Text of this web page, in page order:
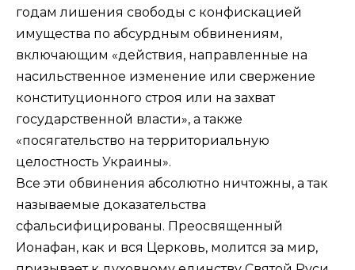
годам лишения свободы с конфискацией
имущества по абсурдным обвинениям,
включающим «действия, направленные на
насильственное изменение или свержение
конституционного строя или на захват
государственной власти», а также
«посягательство на территориальную
целостность Украины».
Все эти обвинения абсолютно ничтожны, а так
называемые доказательства
сфальсифицированы. Преосвященный
Ионафан, как и вся Церковь, молится за мир,